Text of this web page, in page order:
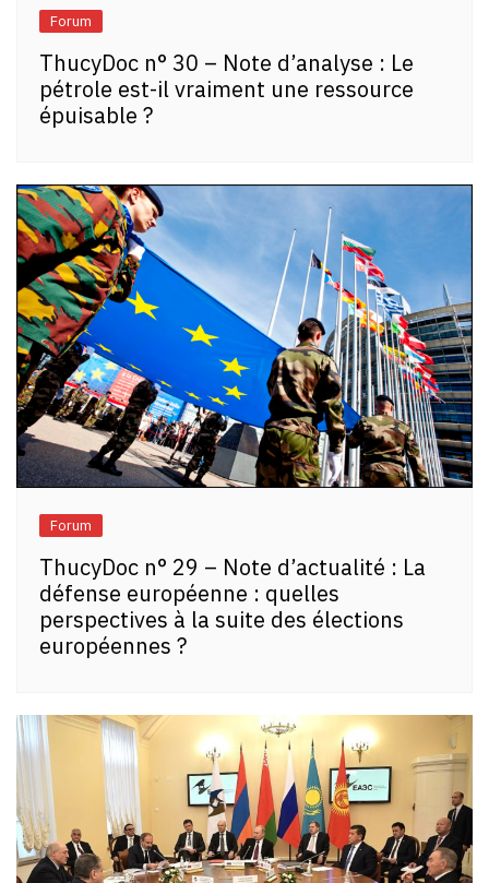
Forum
ThucyDoc n° 30 – Note d’analyse : Le
pétrole est-il vraiment une ressource
épuisable ?
Forum
ThucyDoc n° 29 – Note d’actualité : La
défense européenne : quelles
perspectives à la suite des élections
européennes ?